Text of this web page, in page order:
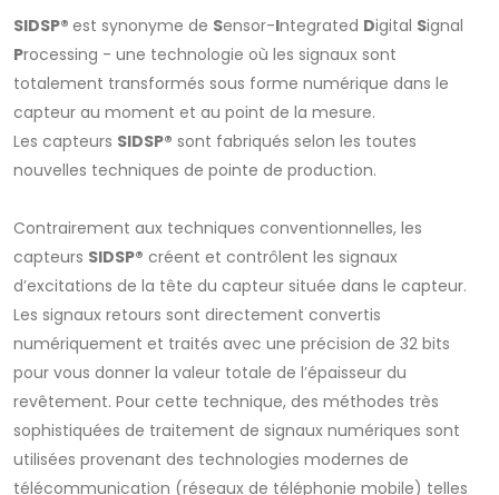
SIDSP® est synonyme de Sensor-Integrated Digital Signal
Processing - une technologie où les signaux sont
totalement transformés sous forme numérique dans le
capteur au moment et au point de la mesure.
Les capteurs SIDSP® sont fabriqués selon les toutes
nouvelles techniques de pointe de production.
Contrairement aux techniques conventionnelles, les
capteurs SIDSP® créent et contrôlent les signaux
d’excitations de la tête du capteur située dans le capteur.
Les signaux retours sont directement convertis
numériquement et traités avec une précision de 32 bits
pour vous donner la valeur totale de l’épaisseur du
revêtement. Pour cette technique, des méthodes très
sophistiquées de traitement de signaux numériques sont
utilisées provenant des technologies modernes de
télécommunication (réseaux de téléphonie mobile) telles